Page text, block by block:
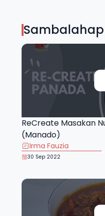
Sambalahap
ReCreate Masakan
(Manado)
Irma Fauzia
30 Sep 2022